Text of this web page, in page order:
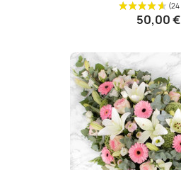
50,00 €